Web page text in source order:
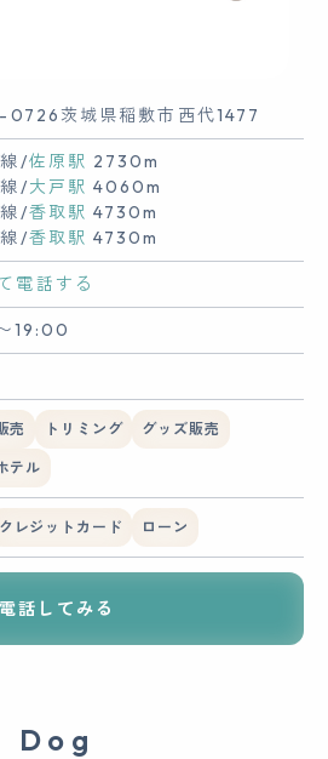
茨城県稲敷市西代1477
/佐原駅 2730m
/大戸駅 4060m
/香取駅 4730m
/香取駅 4730m
電話する
19:00
売 トリミング グッズ販売
テル
クレジットカード ローン
電話してみる
Dog